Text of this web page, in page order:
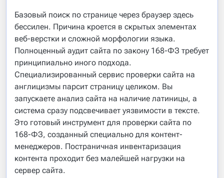
Базовый поиск по странице через браузер здесь
бессилен. Причина кроется в скрытых элементах
веб-верстки и сложной морфологии языка.
Полноценный аудит сайта по закону 168-ФЗ требует
принципиально иного подхода.
Специализированный сервис проверки сайта на
англицизмы парсит страницу целиком. Вы
запускаете анализ сайта на наличие латиницы, а
система сразу подсвечивает уязвимости в тексте.
Это готовый инструмент для проверки сайта по
168-ФЗ, созданный специально для контент-
менеджеров. Постраничная инвентаризация
контента проходит без малейшей нагрузки на
сервер сайта.